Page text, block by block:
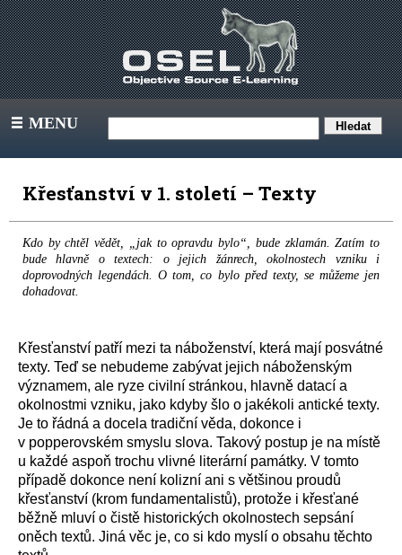
III MENU
Křesťanství v 1. století – Texty
Kdo by chtěl vědět, „jak to opravdu bylo“, bude zklamán. Zatím to
bude hlavně o textech: o jejich žánrech, okolnostech vzniku i
doprovodných legendách. O tom, co bylo před texty, se můžeme jen
dohadovat.
Křesťanství patří mezi ta náboženství, která mají posvátné
texty. Teď se nebudeme zabývat jejich náboženským
významem, ale ryze civilní stránkou, hlavně datací a
okolnostmi vzniku, jako kdyby šlo o jakékoli antické texty.
Je to řádná a docela tradiční věda, dokonce i
v popperovském smyslu slova. Takový postup je na místě
u každé aspoň trochu vlivné literární památky. V tomto
případě dokonce není kolizní ani s většinou proudů
křesťanství (krom fundamentalistů), protože i křesťané
běžně mluví o čistě historických okolnostech sepsání
oněch textů. Jiná věc je, co si kdo myslí o obsahu těchto